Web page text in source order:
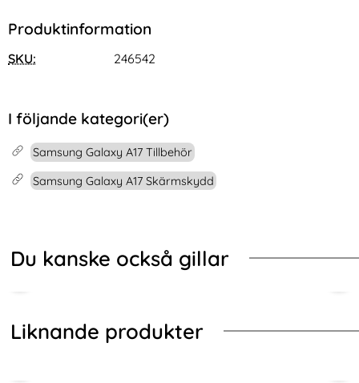
Produktinformation
SKU: 246542
I följande kategori(er)
Samsung Galaxy A17 Tillbehör
Samsung Galaxy A17 Skärmskydd
Du kanske också gillar
Liknande produkter